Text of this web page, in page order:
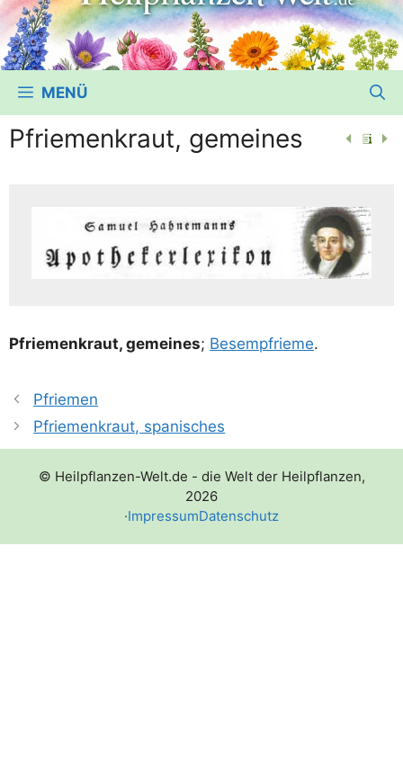
MENÜ
Pfriemenkraut, gemeines
Pfrie­men­kraut, gemei­nes; Bes­empfrie­me.
Pfriemen
Pfriemenkraut, spanisches
© Heilpflanzen-Welt.de - die Welt der Heilpflanzen,
2026
·ImpressumDatenschutz